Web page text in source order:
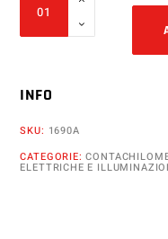
giri
per
con
INFO
SKU: 1690A
CATEGORIE:
ELETTRICHE E